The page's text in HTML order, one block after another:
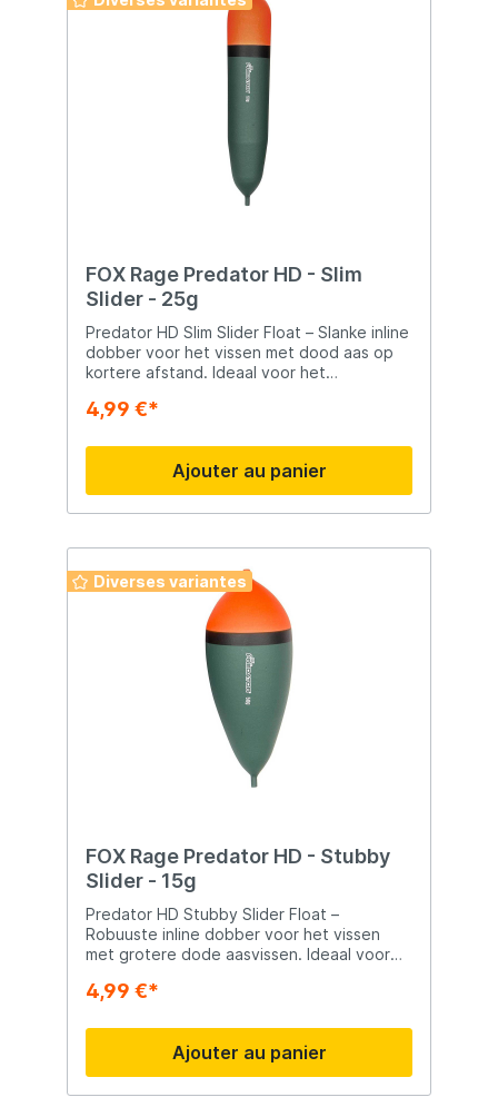
FOX Rage Predator HD - Slim
Slider - 25g
Predator HD Slim Slider Float – Slanke inline
dobber voor het vissen met dood aas op
kortere afstand. Ideaal voor het
voor het vissen op voorzichtige roofvissen
het vissen met dood aas op kortere
afstand Inline ontwerp voor directe en
gevoelige beetregistratie Ideaal voor
weerstandschuwe roofvissen Heldere
Verkrijgbaar in 15g, 25g en 35g
4,99 €*
Ajouter au panier
Diverses variantes
FOX Rage Predator HD - Stubby
Slider - 15g
Predator HD Stubby Slider Float –
Robuuste inline dobber voor het vissen
met grotere dode aasvissen. Ideaal voor
de opvallende oranje top altijd goed
van grotere dode aasvissen Inline ontwerp
voor gevoelige beetregistratie Ideaal voor
trotten op stromend water Heldere oranje
top voor optimale zichtbaarheid
4,99 €*
Ajouter au panier